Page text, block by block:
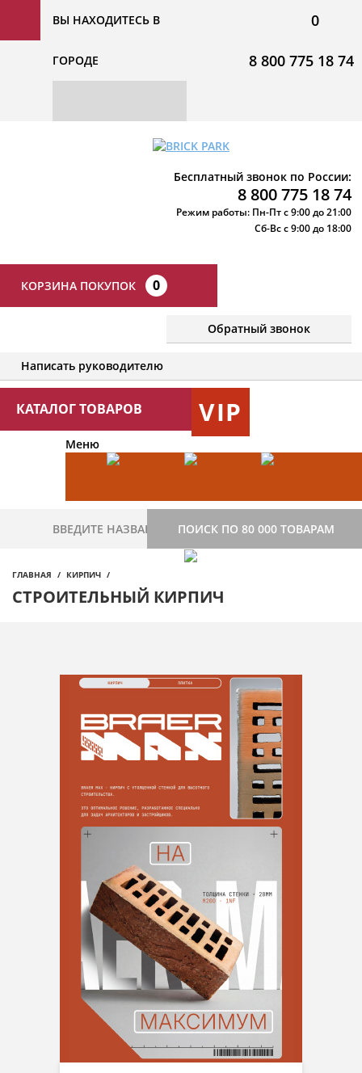
ВЫ НАХОДИТЕСЬ В
ГОРОДЕ
0
8 800 775 18 74
Бесплатный звонок по России:
8 800 775 18 74
Режим работы: Пн-Пт с 9:00 до 21:00
Сб-Вс с 9:00 до 18:00
КОРЗИНА ПОКУПОК 0
Обратный звонок
Написать руководителю
КАТАЛОГ ТОВАРОВ VIP
Меню
ПОИСК ПО 80 000 ТОВАРАМ
ГЛАВНАЯ КИРПИЧ
СТРОИТЕЛЬНЫЙ КИРПИЧ
Акция
Производитель
Пустотность
Марка прочности